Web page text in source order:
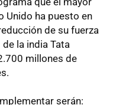
Unido ha puesto en
de su fuerza
la india Tata
millones de
serán: